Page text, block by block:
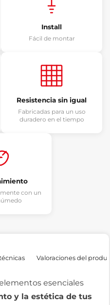
Install
Fácil de montar
Resistencia sin igual
Fabricadas para un uso
duradero en el tiempo
con un
Valoraciones del
esenciales
y la estética de tus